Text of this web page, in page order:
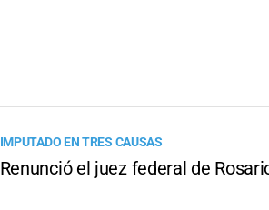
IMPUTADO EN TRES CAUSAS
Renunció el juez federal de